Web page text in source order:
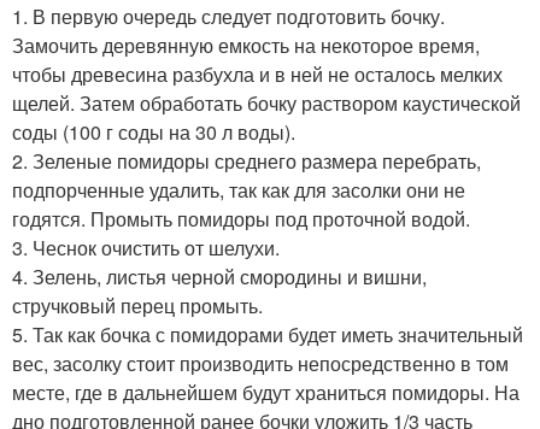
1. В первую очередь следует подготовить бочку.
Замочить деревянную емкость на некоторое время,
чтобы древесина разбухла и в ней не осталось мелких
щелей. Затем обработать бочку раствором каустической
соды (100 г соды на 30 л воды).
2. Зеленые помидоры среднего размера перебрать,
подпорченные удалить, так как для засолки они не
годятся. Промыть помидоры под проточной водой.
3. Чеснок очистить от шелухи.
4. Зелень, листья черной смородины и вишни,
стручковый перец промыть.
5. Так как бочка с помидорами будет иметь значительный
вес, засолку стоит производить непосредственно в том
месте, где в дальнейшем будут храниться помидоры. На
дно подготовленной ранее бочки уложить 1/3 часть